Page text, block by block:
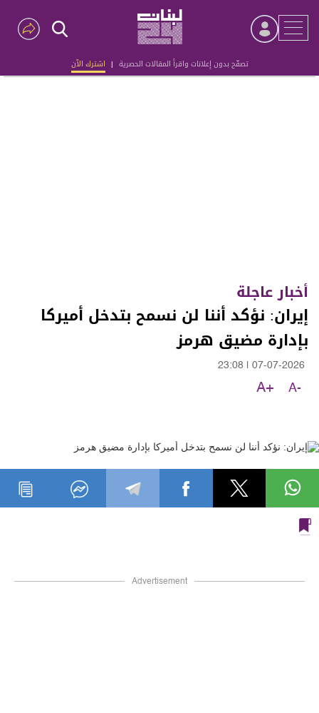
تصفّح بدون إعلانات واقرأ المقالات الحصرية | اشترك الآن
Advertisement
أخبار عاجلة
إيران: نؤكد أننا لن نسمح بتدخل أميركا
بإدارة مضيق هرمز
07-07-2026
23:08
A-
A+
Advertisement